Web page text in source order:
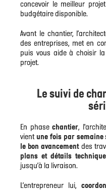
concevoir le meilleur
budgétaire disponible.
Avant le chantier,
des entreprises, met en
puis vous aide à choisir
projet.
Le suivi de
En phasechantier,
vient une fois par semaine
le bon avancementdes
plans et détails
jusqu’à la livraison.
L’entrepreneur lui,